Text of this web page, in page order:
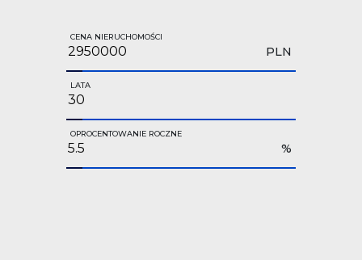
CENA NIERUCHOMOŚCI
PLN
LATA
OPROCENTOWANIE ROCZNE
%